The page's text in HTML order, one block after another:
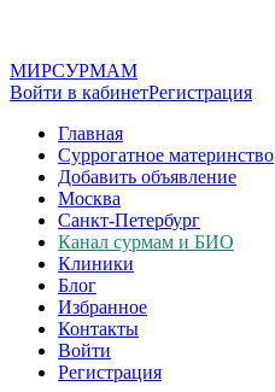
МИРСУРМАМ
Войти в кабинетРегистрация
Главная
Суррогатное материнство
Добавить объявление
Москва
Санкт-Петербург
Канал сурмам и БИО
Клиники
Блог
Избранное
Контакты
Войти
Регистрация